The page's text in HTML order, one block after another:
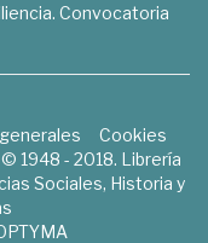
Convocatoria
Cookies
1948 - 2018. Librería
Sociales, Historia y